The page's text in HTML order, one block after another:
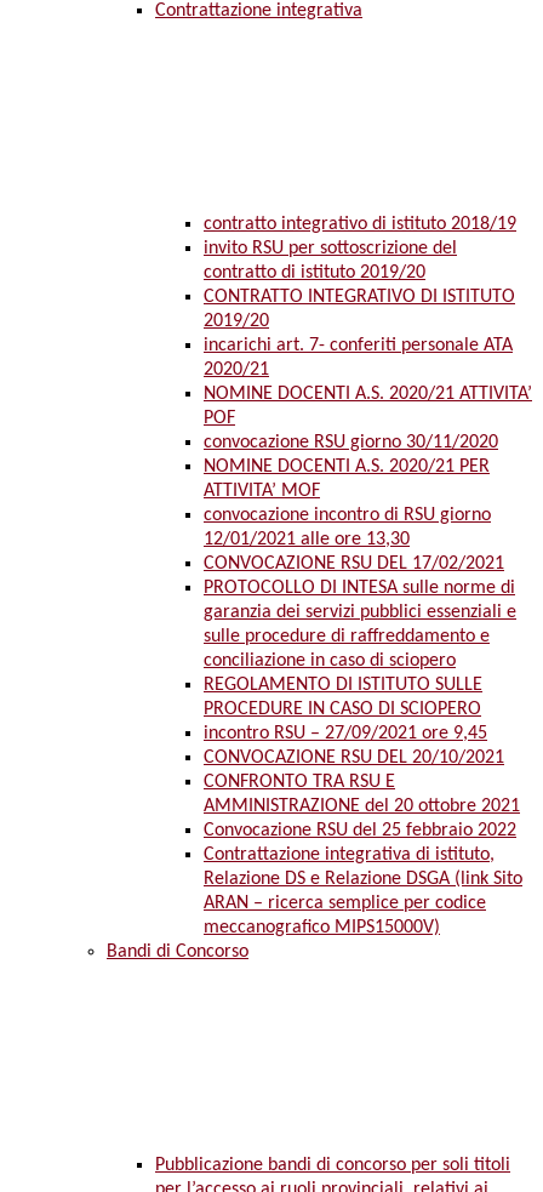
Contrattazione integrativa
contratto integrativo di istituto 2018/19
invito RSU per sottoscrizione del
contratto di istituto 2019/20
CONTRATTO INTEGRATIVO DI ISTITUTO
2019/20
incarichi art. 7- conferiti personale ATA
2020/21
NOMINE DOCENTI A.S. 2020/21 ATTIVITA’
POF
convocazione RSU giorno 30/11/2020
NOMINE DOCENTI A.S. 2020/21 PER
ATTIVITA’ MOF
convocazione incontro di RSU giorno
12/01/2021 alle ore 13,30
CONVOCAZIONE RSU DEL 17/02/2021
PROTOCOLLO DI INTESA sulle norme di
garanzia dei servizi pubblici essenziali e
sulle procedure di raffreddamento e
conciliazione in caso di sciopero
REGOLAMENTO DI ISTITUTO SULLE
PROCEDURE IN CASO DI SCIOPERO
incontro RSU – 27/09/2021 ore 9,45
CONVOCAZIONE RSU DEL 20/10/2021
CONFRONTO TRA RSU E
AMMINISTRAZIONE del 20 ottobre 2021
Convocazione RSU del 25 febbraio 2022
Contrattazione integrativa di istituto,
Relazione DS e Relazione DSGA (link Sito
ARAN – ricerca semplice per codice
meccanografico MIPS15000V)
Bandi di Concorso
Pubblicazione bandi di concorso per soli titoli